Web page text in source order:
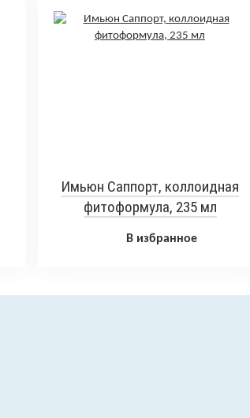
Имьюн Саппорт, коллоидная
фитоформула, 235 мл
В избранное